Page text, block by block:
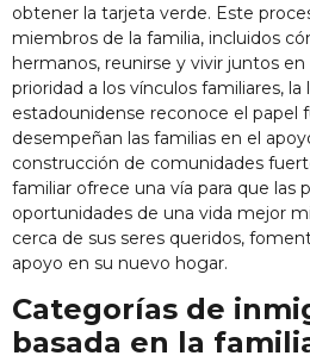
obtener la tarjeta verde. Este
miembros de la familia, incluidos
hermanos, reunirse y vivir juntos
prioridad a los vínculos familiares,
estadounidense reconoce el papel
desempeñan las familias en el
construcción de comunidades
familiar ofrece una vía para que las
oportunidades de una vida mejor
cerca de sus seres queridos,
apoyo en su nuevo hogar.
Categorías de
basada en la